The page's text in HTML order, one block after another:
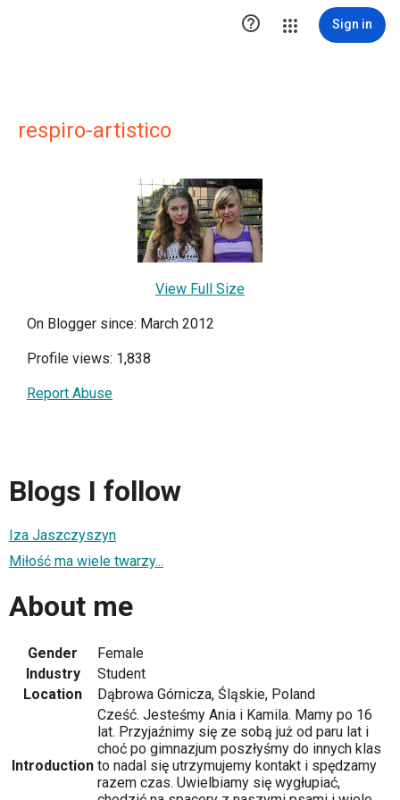
 Sign in
respiro-artistico
View Full Size
On Blogger since: March 2012
Profile views: 1,838
Report Abuse
Blogs I follow
Iza Jaszczyszyn
Miłość ma wiele twarzy...
About me
Gender
Female
Industry
Student
Location
Dąbrowa Górnicza, Śląskie, Poland
Introduction
Cześć. Jesteśmy Ania i Kamila. Mamy po 16
lat. Przyjaźnimy się ze sobą już od paru lat i
choć po gimnazjum poszłyśmy do innych klas
to nadal się utrzymujemy kontakt i spędzamy
razem czas. Uwielbiamy się wygłupiać,